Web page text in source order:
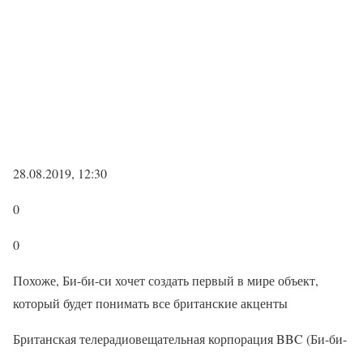
28.08.2019, 12:30
0
0
Похоже, Би-би-си хочет создать первый в мире объект,
который будет понимать все британские акценты
Британская телерадиовещательная корпорация BBC (Би-би-